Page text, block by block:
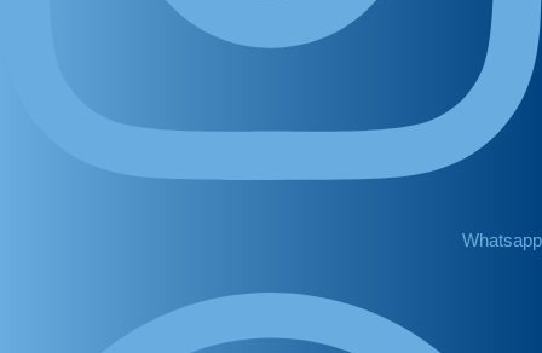
Whatsapp